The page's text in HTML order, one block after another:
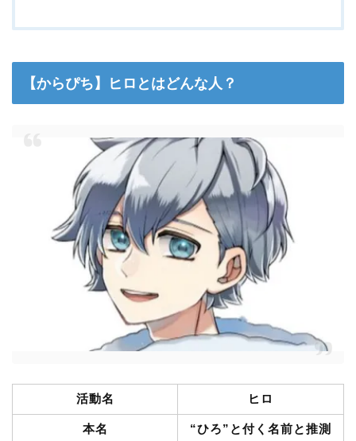
【からぴち】ヒロとはどんな人？
活動名 ヒロ
本名 “ひろ”と付く名前と推測